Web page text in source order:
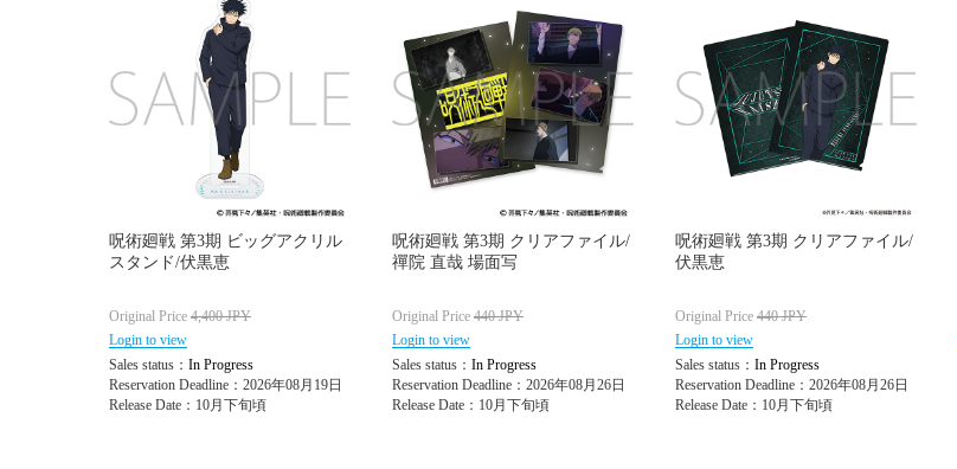
呪術廻戦 第3期 ビッグアクリル
スタンド/伏黒恵
Original Price 4,400JPY
Login to view
Sales status： In Progress
Reservation Deadline：2026年08月19日
Release Date：10月下旬頃
呪術廻戦 第3期 クリアファイル/
禪院 直哉 場面写
Original Price 440JPY
Login to view
Sales status： In Progress
Reservation Deadline：2026年08月26日
Release Date：10月下旬頃
呪術廻戦 第3期 クリアファイル/
伏黒恵
Original Price 440JPY
Login to view
Sales status： In Progress
Reservation Deadline：2026年08月26日
Release Date：10月下旬頃